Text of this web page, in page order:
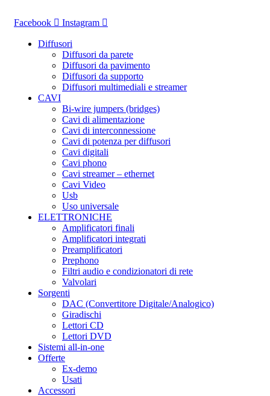
Facebook Instagram
Diffusori
Diffusori da parete
Diffusori da pavimento
Diffusori da supporto
Diffusori multimediali e streamer
CAVI
Bi-wire jumpers (bridges)
Cavi di alimentazione
Cavi di interconnessione
Cavi di potenza per diffusori
Cavi digitali
Cavi phono
Cavi streamer – ethernet
Cavi Video
Usb
Uso universale
ELETTRONICHE
Amplificatori finali
Amplificatori integrati
Preamplificatori
Prephono
Filtri audio e condizionatori di rete
Valvolari
Sorgenti
DAC (Convertitore Digitale/Analogico)
Giradischi
Lettori CD
Lettori DVD
Sistemi all-in-one
Offerte
Ex-demo
Usati
Accessori